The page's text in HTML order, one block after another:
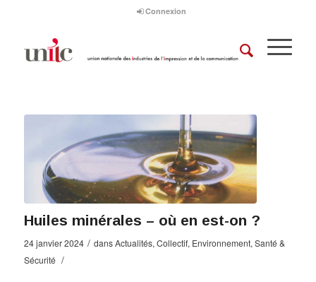
Connexion
Huiles minérales – où en est-on ?
24 janvier 2024 / dansActualités, Collectif, Environnement, Santé &
Sécurité /